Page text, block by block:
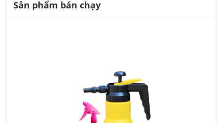
Sản phẩm bán chạy